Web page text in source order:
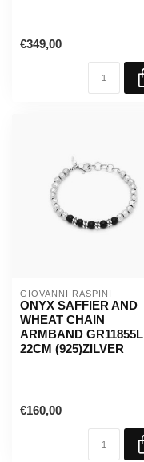
€349,00
GIOVANNI RASPINI
ONYX SAFFIER AND
WHEAT CHAIN
ARMBAND GR11855L
22CM (925)ZILVER
€160,00